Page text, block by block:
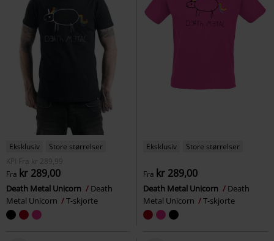
Eksklusiv
Store størrelser
KPI
Fra kr 289,99
Fra kr 289,00
Death Metal Unicorn
Death
Metal Unicorn
T-skjorte
Eksklusiv Store størrelser
Fra kr 289,00
Death Metal Unicorn
Death
Metal Unicorn
T-skjorte